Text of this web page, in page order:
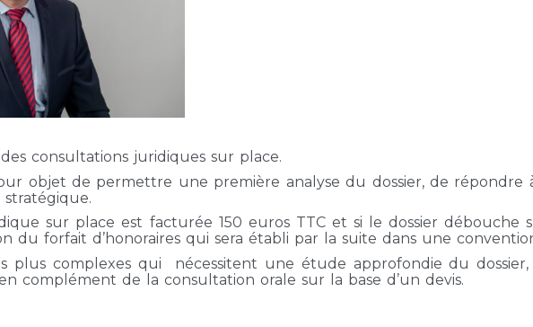
consultations juridiques sur place.
objet de permettre une première analyse du dossier, de
sur place est facturée 150 euros TTC et si le dossier
du forfait d’honoraires qui sera établi par la suite dans une
plus complexes qui nécessitent une étude approfondie du
complément de la consultation orale sur la base d’un devis.